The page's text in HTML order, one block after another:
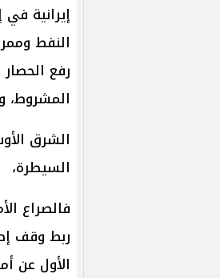
إيرانية
النفط
رفع
المشروط،
الشرق
السيطرة،
فالصراع
ربط وقف
الأول عن